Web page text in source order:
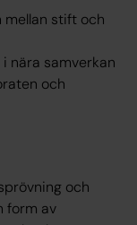
mellan stift och
nära samverkan
och
och
form av